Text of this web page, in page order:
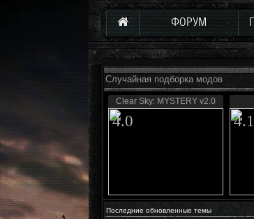
ФОРУМ
Случайная подборка модов
Clear Sky: MYSTERY v2.0
4.0 4.1
Последние обновленные темы